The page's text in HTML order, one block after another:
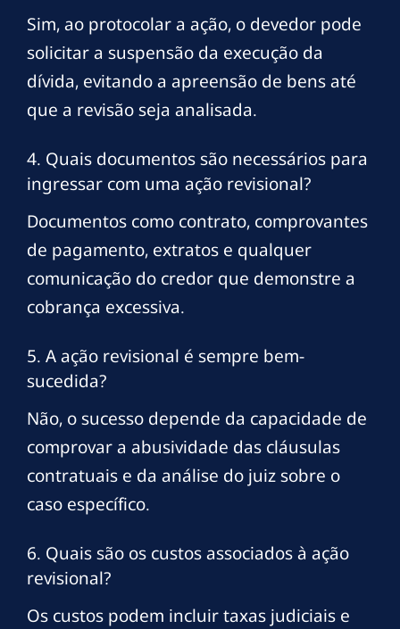
Sim, ao protocolar a ação, o devedor pode
solicitar a suspensão da execução da
dívida, evitando a apreensão de bens até
que a revisão seja analisada.
4. Quais documentos são necessários para
ingressar com uma ação revisional?
Documentos como contrato, comprovantes
de pagamento, extratos e qualquer
comunicação do credor que demonstre a
cobrança excessiva.
5. A ação revisional é sempre bem-
sucedida?
Não, o sucesso depende da capacidade de
comprovar a abusividade das cláusulas
contratuais e da análise do juiz sobre o
caso específico.
6. Quais são os custos associados à ação
revisional?
Os custos podem incluir taxas judiciais e